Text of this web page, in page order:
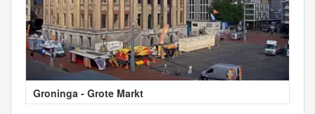
Groninga - Grote Markt